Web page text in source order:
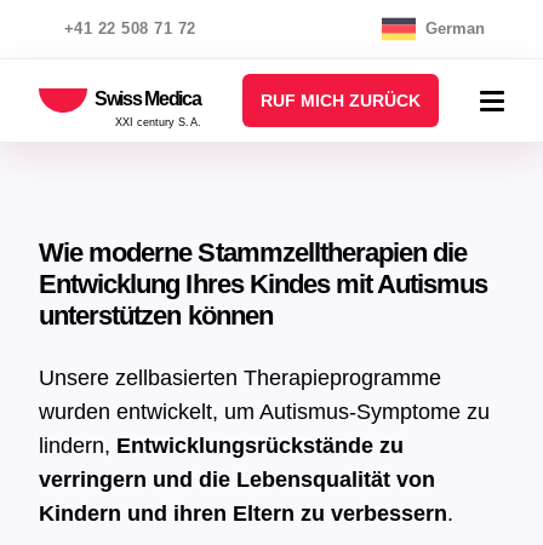
+41 22 508 71 72 German
Swiss Medica
XXI century S.A.
RUF MICH ZURÜCK
Wie moderne Stammzelltherapien die
Entwicklung Ihres Kindes mit Autismus
unterstützen können
Unsere zellbasierten Therapieprogramme
wurden entwickelt, um Autismus-Symptome zu
lindern, Entwicklungsrückstände zu
verringern und die Lebensqualität von
Kindern und ihren Eltern zu verbessern.